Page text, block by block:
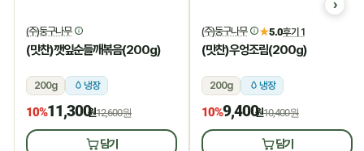
(주)둥구나무
(맛찬)깻잎순들깨볶음(200g)
200g 냉장
10%11,300원12,600원
담기
(주)둥구나무 ★5.0후기 1
(맛찬)우엉조림(200g)
200g 냉장
10%9,400원10,400원
담기